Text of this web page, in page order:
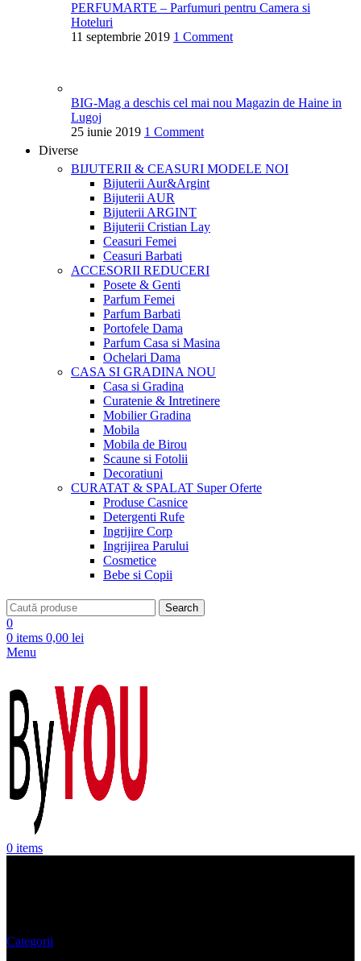
PERFUMARTE – Parfumuri pentru Camera si
Hoteluri
11 septembrie 2019 1 Comment
BIG-Mag a deschis cel mai nou Magazin de Haine in
Lugoj
25 iunie 2019 1 Comment
Diverse
BIJUTERII & CEASURI MODELE NOI
Bijuterii Aur&Argint
Bijuterii AUR
Bijuterii ARGINT
Bijuterii Cristian Lay
Ceasuri Femei
Ceasuri Barbati
ACCESORII REDUCERI
Posete & Genti
Parfum Femei
Parfum Barbati
Portofele Dama
Parfum Casa si Masina
Ochelari Dama
CASA SI GRADINANOU
Casa si Gradina
Curatenie & Intretinere
Mobilier Gradina
Mobila
Mobila de Birou
Scaune si Fotolii
Decoratiuni
CURATAT & SPALAT Super Oferte
Produse Casnice
Detergenti Rufe
Ingrijire Corp
Ingrijirea Parului
Cosmetice
Bebe si Copii
Search
0
0 items 0,00 lei
Menu
0 items
Categorii